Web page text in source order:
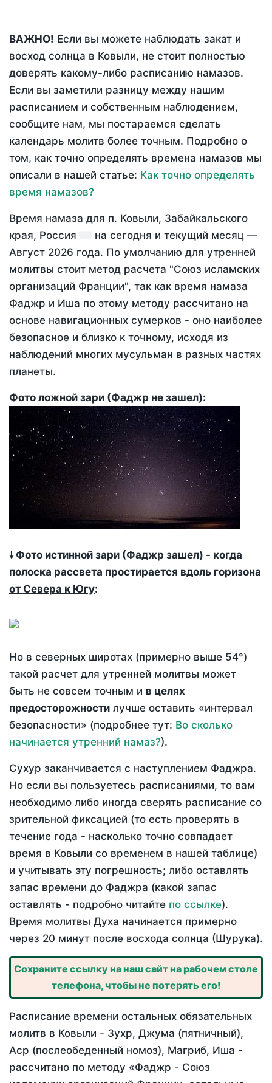
ВАЖНО! Если вы можете наблюдать закат и
восход солнца в Ковыли, не стоит полностью
доверять какому-либо расписанию намазов.
Если вы заметили разницу между нашим
расписанием и собственным наблюдением,
сообщите нам, мы постараемся сделать
календарь молитв более точным. Подробно о
том, как точно определять времена намазов мы
описали в нашей статье: Как точно определять
время намазов?
Время намаза для п. Ковыли, Забайкальского
края, Россия
на сегодня и текущий месяц —
Август 2026 года. По умолчанию для утренней
молитвы стоит метод расчета "Союз исламских
организаций Франции", так как время намаза
Фаджр и Иша по этому методу рассчитано на
основе навигационных сумерков - оно наиболее
безопасное и близко к точному, исходя из
наблюдений многих мусульман в разных частях
планеты.
Фото ложной зари (Фаджр не зашел):
🠗 Фото истинной зари (Фаджр зашел) - когда
полоска рассвета простирается вдоль горизона
от Севера к Югу:
Но в северных широтах (примерно выше 54°)
такой расчет для утренней молитвы может
быть не совсем точным и в целях
предосторожности лучше оставить «интервал
безопасности» (подробнее тут: Во сколько
начинается утренний намаз?).
Сухур заканчивается с наступлением Фаджра.
Но если вы пользуетесь расписаниями, то вам
необходимо либо иногда сверять расписание со
зрительной фиксацией (то есть проверять в
течение года - насколько точно совпадает
время в Ковыли со временем в нашей таблице)
и учитывать эту погрешность; либо оставлять
запас времени до Фаджра (какой запас
оставлять - подробно читайте по ссылке).
Время молитвы Духа начинается примерно
через 20 минут после восхода солнца (Шурука).
Сохраните ссылку на наш сайт на рабочем столе
телефона, чтобы не потерять его!
Расписание времени остальных обязательных
молитв в Ковыли - Зухр, Джума (пятничный),
Аср (послеобеденный номоз), Магриб, Иша -
рассчитано по методу «Фаджр - Союз